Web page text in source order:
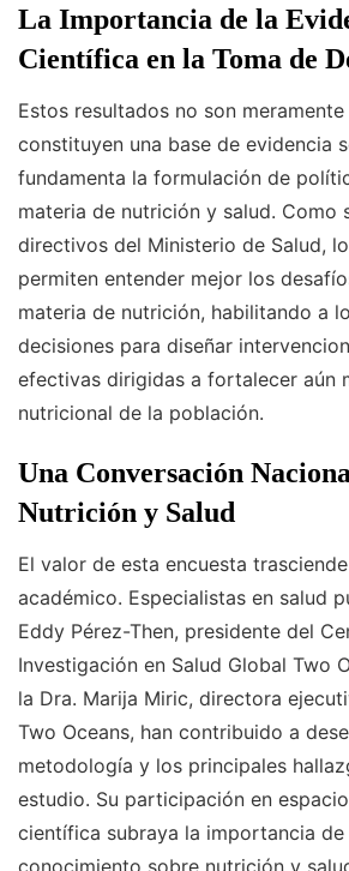
La Importancia de la
Científica en la Toma de
Estos resultados no son
constituyen una base de evidencia
fundamenta la formulación de
materia de nutrición y salud. Como
directivos del Ministerio de Salud,
permiten entender mejor los
materia de nutrición, habilitando a
decisiones para diseñar
efectivas dirigidas a fortalecer aún
nutricional de la población.
Una Conversación
Nutrición y Salud
El valor de esta encuesta
académico. Especialistas en salud
Eddy Pérez-Then, presidente del
Investigación en Salud Global Two
la Dra. Marija Miric, directora
Two Oceans, han contribuido a
metodología y los principales
estudio. Su participación en
científica subraya la importancia
conocimiento sobre nutrición y